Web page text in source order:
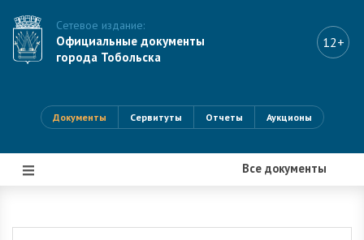
Сетевое издание:
Официальные документы
города Тобольска
12+
Документы Сервитуты Отчеты Аукционы
Все документы
|||